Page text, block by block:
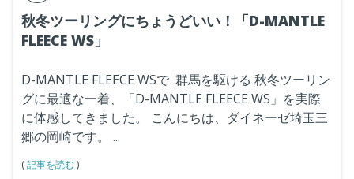
秋冬ツーリングにちょうどいい！「D-MANTLE
FLEECE WS」
D-MANTLE FLEECE WSで 群馬を駆ける 秋冬ツーリン
グに最適な一着、「D-MANTLE FLEECE WS」を実際
に体感してきました。
こんにちは、ダイネーゼ埼玉三
郷の岡崎です。
...
(記事を読む)